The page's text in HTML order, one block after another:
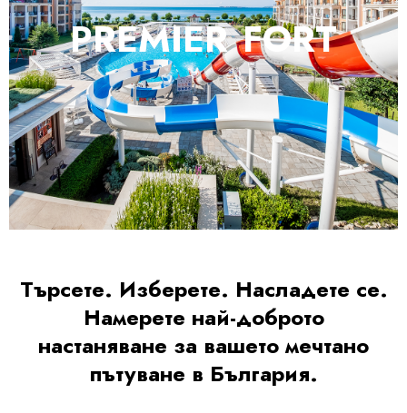
PREMIER FORT
Търсете. Изберете. Насладете се.
Намерете най-доброто
настаняване за вашето мечтано
пътуване в България.